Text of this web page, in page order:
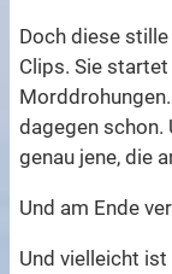
Doch diese
Clips. Sie
dagegen schon.
genau jene, die
Und am Ende
Und vielleicht